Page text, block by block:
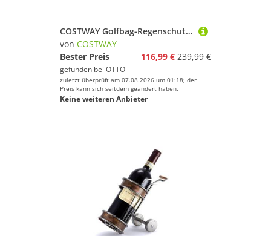
COSTWAY Golfbag-Regenschutz Golftasche, mit 14 Trennwänden
von COSTWAY
Bester Preis
116,99 € 239,99 €
gefunden bei OTTO
zuletzt überprüft am 07.08.2026 um 01:18; der
Preis kann sich seitdem geändert haben.
Keine weiteren Anbieter